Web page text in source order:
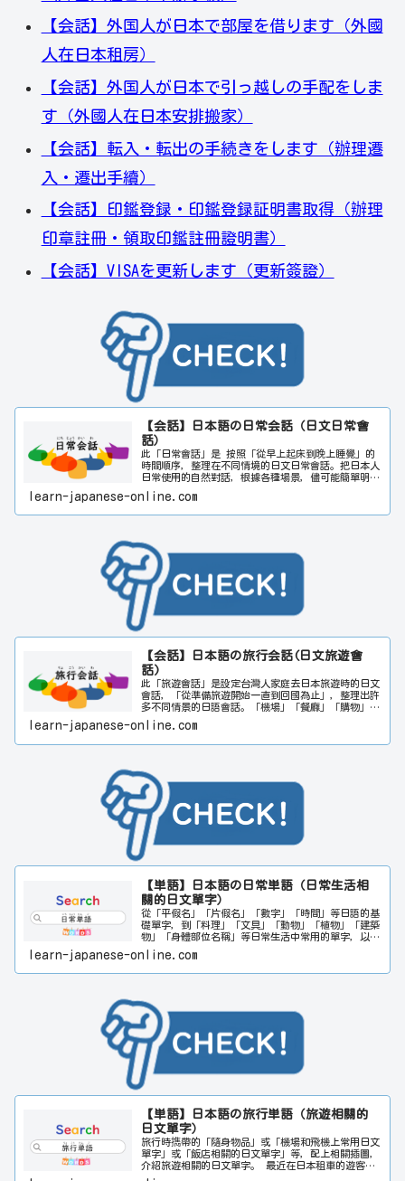
【会話】外国人が日本で部屋を借ります（外國
人在日本租房）
【会話】外国人が日本で引っ越しの手配をしま
す（外國人在日本安排搬家）
【会話】転入・転出の手続きをします（辦理遷
入・遷出手續）
【会話】印鑑登録・印鑑登録証明書取得（辦理
印章註冊・領取印鑑註冊證明書）
【会話】VISAを更新します（更新簽證）
【会話】日本語の日常会話（日文日常會
話）
此「日常會話」是 按照「從早上起床到晚上睡覺」的
時間順序，整理在不同情境的日文日常會話。把日本人
日常使用的自然對話，根據各種場景，儘可能簡單明暸
地編寫。此外，附有人物插畫，可讓您更容易理解「誰
在與誰交談」。希望透過此網站對日文學習者的會話能
力提升多多少少都有所幫助。請同時參閱「日常會話」
learn-japanese-online.com
【会話】日本語の旅行会話(日文旅遊會
話)
此「旅遊會話」是設定台灣人家庭去日本旅遊時的日文
會話，「從準備旅遊開始一直到回國為止」，整理出許
多不同情景的日語會話。「機場」「餐廳」「購物」
「旅遊中發生的事情」等等，簡單明瞭地寫出在旅遊當
中可能會用到的日文會話。希望透過此網站對日文學習
learn-japanese-online.com
【単語】日本語の日常単語（日常生活相
關的日文單字）
從「平假名」「片假名」「數字」「時間」等日語的基
礎單字，到「料理」「文具」「動物」「植物」「建築
物」「身體部位名稱」等日常生活中常用的單字，以及
表示感情和味道的形容詞，均按類別詳細介紹。基於
「百聞不如一見」的觀念，每個單字都附有相關插圖，
讓您像看漫畫一樣輕鬆愉快地記住單字。關於旅行中常
頁右上角的搜尋欄輸入相關單字。日文或中文都可以搜
尋。希望本網站能對日文學習者的日文能力提升多多少
少都有所幫助。
learn-japanese-online.com
【単語】日本語の旅行単語（旅遊相關的
日文單字）
旅行時擕帶的「隨身物品」或「機場和飛機上常用日文
單字」或「飯店相關的日文單字」等，配上相關插圖，
介紹旅遊相關的日文單字。 最近在日本租車的遊客越
來越多，因此也附有插圖詳細介紹「日本可使用的駕